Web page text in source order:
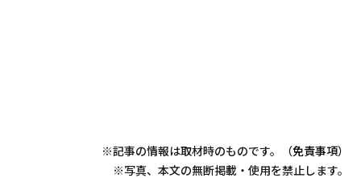
※記事の情報は取材時のものです。（免責事項）
※写真、本文の無断掲載・使用を禁止します。